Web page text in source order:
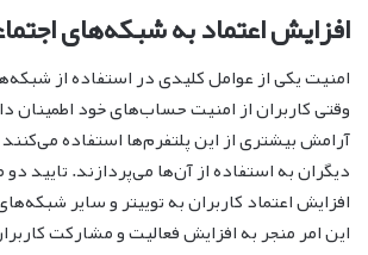
افزایش اعتماد به شبکه‌های
امنیت یکی از عوامل کلیدی در استفاده از
وقتی کاربران از امنیت حساب‌های خود اطمینان
آرامش بیشتری از این پلتفرم‌ها استفاده
دیگران به استفاده از آن‌ها می‌پردازند. تایید
افزایش اعتماد کاربران به توییتر و سایر
این امر منجر به افزایش فعالیت و مشارکت